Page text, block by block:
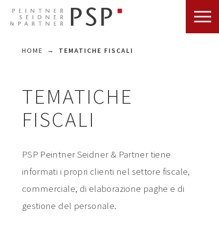
HOME TEMATICHE FISCALI
TEMATICHE
FISCALI
PSP Peintner Seidner & Partner tiene
informati i propri clienti nel settore fiscale,
commerciale, di elaborazione paghe e di
gestione del personale.